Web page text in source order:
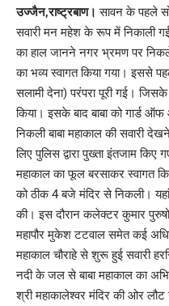
उज्जैन,राष्ट्रबाण। सावन के पहले
सवारी मन महेश के रूप में निकाली
का हाल जानने नगर भ्रमण पर निकले
का भव्य स्वागत किया गया। इससे
सलामी देना) परंपरा पूरी गई।
किया। इसके बाद बाबा को गार्ड
निकली बाबा महाकाल की सवारी
लिए पुलिस द्वारा पुख्ता इंतजाम
महाकाल का फूल बरसाकर स्वागत
को ठीक 4 बजे मंदिर से निकली।
की। इस दौरान कलेक्टर कुमार
महापौर मुकेश टटवाल समेत कई
महाकाल चौराहे से शुरू हुई सवारी
नदी के जल से बाबा महाकाल का
श्री महाकालेश्वर मंदिर की ओर लौट